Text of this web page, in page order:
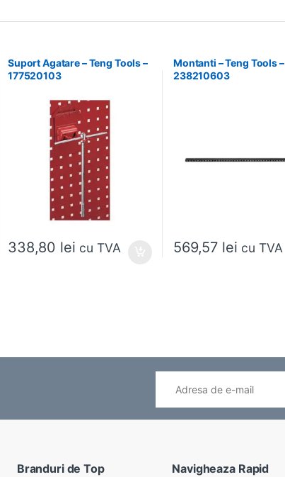
Suport Agatare – Teng Tools –
177520103
338,80 lei cu TVA
Montanti – Teng Tools –
238210603
569,57 lei cu TVA
Branduri de Top Navigheaza Rapid